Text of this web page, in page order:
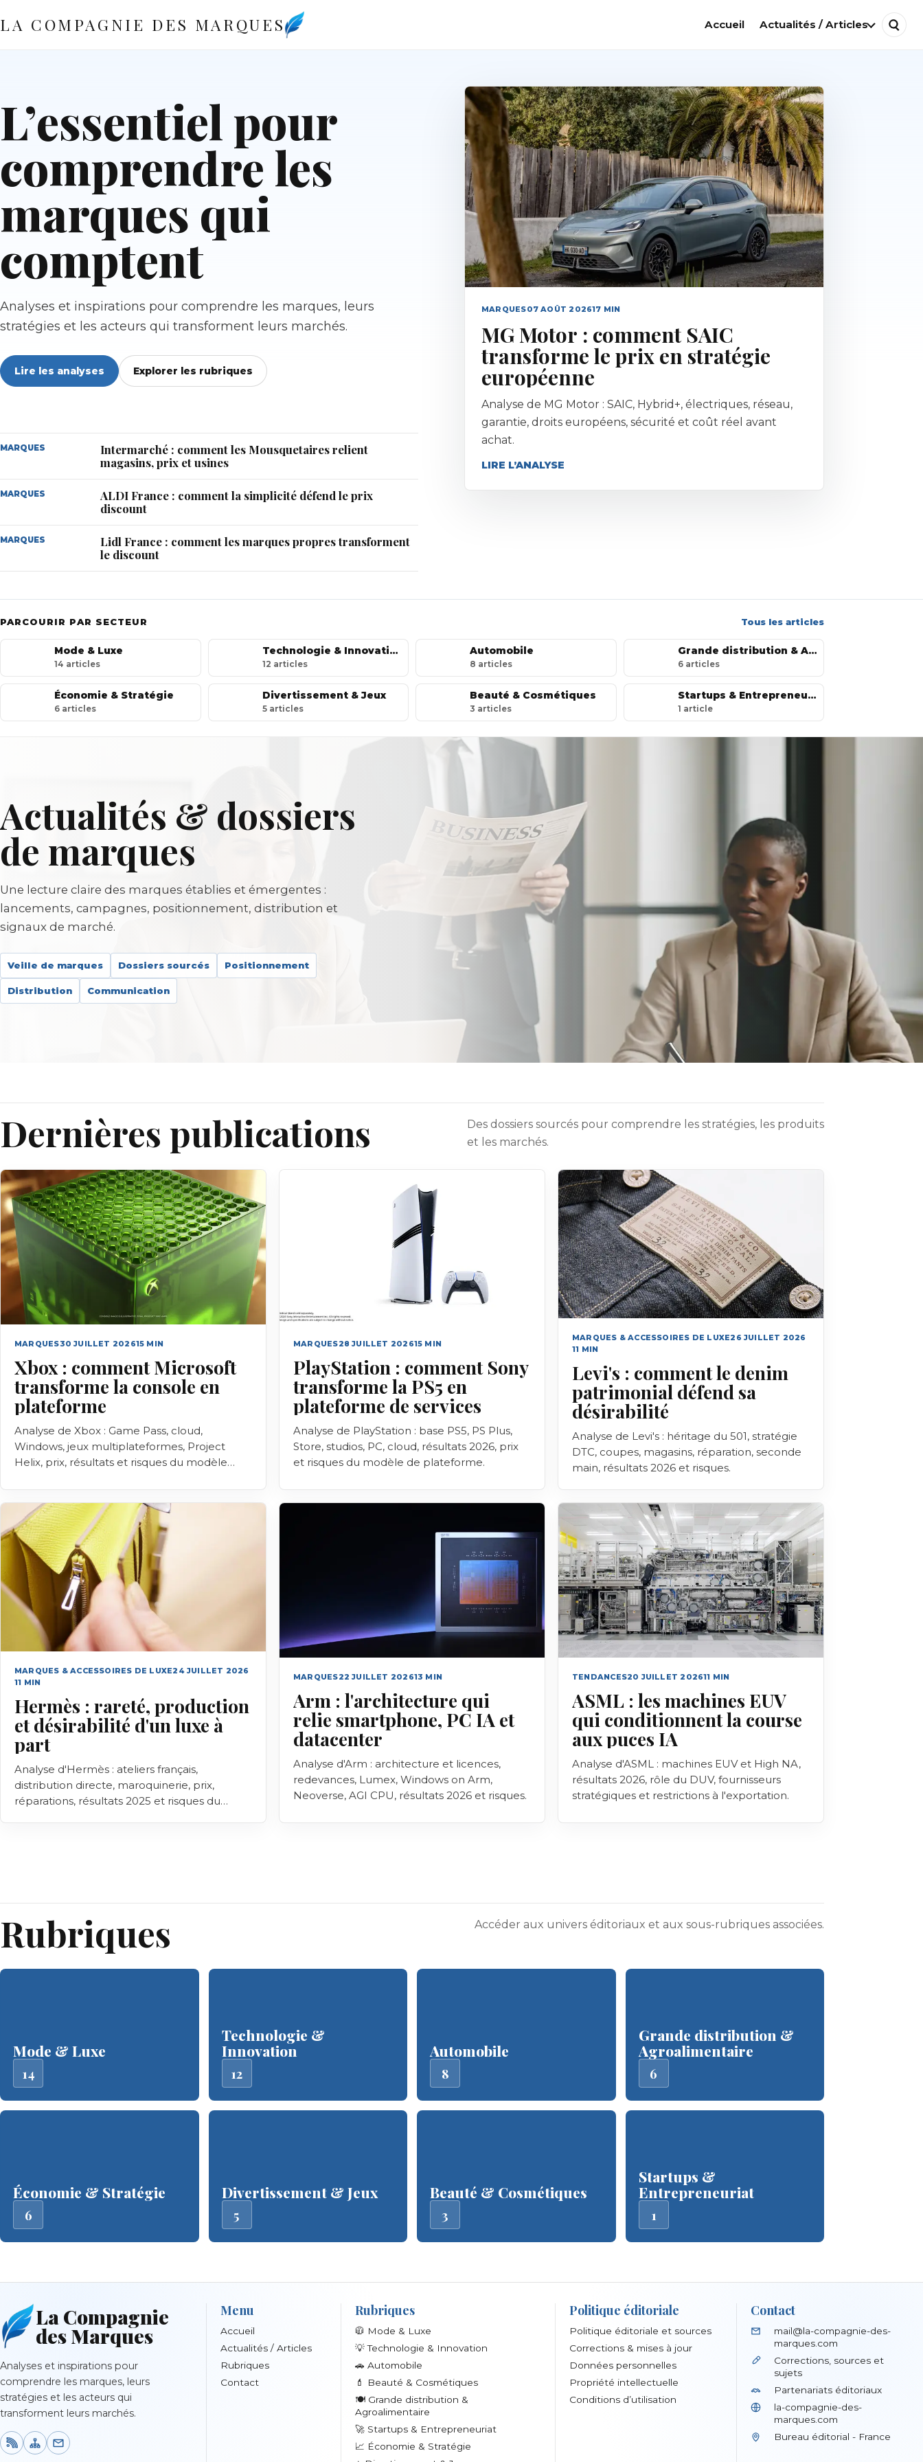
LA COMPAGNIE DES MARQUES Accueil Actualités / Articles
L’essentiel pour
comprendre les
marques qui
comptent
Analyses et inspirations pour comprendre les marques, leurs
stratégies et les acteurs qui transforment leurs marchés.
Lire les analyses Explorer les rubriques
MARQUES07 AOÛT 202617 MIN
MG Motor : comment SAIC
transforme le prix en stratégie
européenne
Analyse de MG Motor : SAIC, Hybrid+, électriques, réseau,
garantie, droits européens, sécurité et coût réel avant
achat.
LIRE L’ANALYSE
MARQUES
Intermarché : comment les Mousquetaires relient
magasins, prix et usines
MARQUES
ALDI France : comment la simplicité défend le prix
discount
MARQUES
Lidl France : comment les marques propres transforment
le discount
PARCOURIR PAR SECTEUR Tous les articles
Mode & Luxe
14 articles
Technologie & Innovation
12 articles
Automobile
8 articles
Grande distribution & Agroalimentaire
6articles
Économie & Stratégie
6 articles
Divertissement & Jeux
5articles
Beauté & Cosmétiques
3 articles
Startups & Entrepreneuriat
1 article
Actualités & dossiers
de marques
Une lecture claire des marques établies et émergentes :
lancements, campagnes, positionnement, distribution et
signaux de marché.
Veille de marques Dossiers sourcés Positionnement
Distribution Communication
Dernières publications
Des dossiers sourcés pour comprendre les stratégies, les produits
et les marchés.
MARQUES30 JUILLET 202615 MIN
Xbox : comment Microsoft
transforme la console en
plateforme
Analyse de Xbox : Game Pass, cloud,
Windows, jeux multiplateformes, Project
Helix, prix, résultats et risques du modèle
MARQUES28 JUILLET 202615 MIN
PlayStation : comment Sony
transforme la PS5 en
plateforme de services
Analyse de PlayStation : base PS5, PS Plus,
Store, studios, PC, cloud, résultats 2026, prix
et risques du modèle de plateforme.
MARQUES & ACCESSOIRES DE LUXE26 JUILLET 2026
11 MIN
Levi's : comment le denim
patrimonial défend sa
désirabilité
Analyse de Levi's : héritage du 501, stratégie
DTC, coupes, magasins, réparation, seconde
main, résultats 2026 et risques.
MARQUES & ACCESSOIRES DE LUXE24 JUILLET 2026
11 MIN
Hermès : rareté, production
et désirabilité d'un luxe à
part
Analyse d'Hermès : ateliers français,
distribution directe, maroquinerie, prix,
réparations, résultats 2025 et risques du
MARQUES22 JUILLET 202613 MIN
Arm : l'architecture qui
relie smartphone, PC IA et
datacenter
Analyse d'Arm : architecture et licences,
redevances, Lumex, Windows on Arm,
Neoverse, AGI CPU, résultats 2026 et risques.
TENDANCES20 JUILLET 202611 MIN
ASML : les machines EUV
qui conditionnent la course
aux puces IA
Analyse d'ASML : machines EUV et High NA,
résultats 2026, rôle du DUV, fournisseurs
stratégiques et restrictions à l'exportation.
Rubriques Accéder aux univers éditoriaux et aux sous-rubriques associées.
Mode & Luxe
14
Technologie &
Innovation
12
Automobile
8
Grande distribution &
Agroalimentaire
6
Économie & Stratégie
6
Divertissement & Jeux
5
Beauté & Cosmétiques
3
Startups &
Entrepreneuriat
1
La Compagnie
des Marques
Analyses et inspirations pour
comprendre les marques, leurs
stratégies et les acteurs qui
transforment leurs marchés.
Menu
Accueil
Actualités / Articles
Rubriques
Contact
Rubriques
🧥 Mode & Luxe
💡 Technologie & Innovation
🚗 Automobile
💄 Beauté & Cosmétiques
🍽️ Grande distribution &
Agroalimentaire
🚀 Startups & Entrepreneuriat
📈 Économie & Stratégie
Politique éditoriale
Politique éditoriale et sources
Corrections & mises à jour
Données personnelles
Propriété intellectuelle
Conditions d’utilisation
Contact
mail@la-compagnie-des-
marques.com
Corrections, sources et
sujets
Partenariats éditoriaux
la-compagnie-des-
marques.com
Bureau éditorial - France